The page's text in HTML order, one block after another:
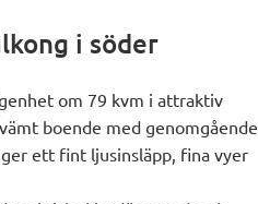
i söder
om 79 kvm i attraktiv
boende med genomgående
ett fint ljusinsläpp, fina vyer